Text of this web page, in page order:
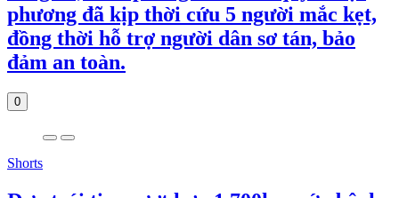
phương đã kịp thời cứu 5 người mắc kẹt,
đồng thời hỗ trợ người dân sơ tán, bảo
đảm an toàn.
0
Shorts